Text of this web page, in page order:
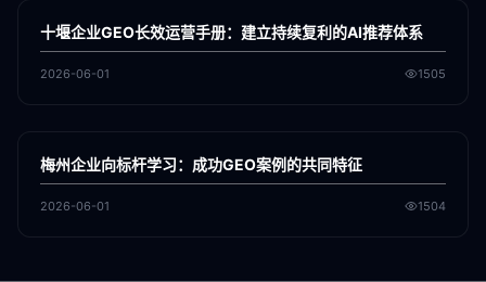
GEO
十堰企业GEO长效运营手册：建立持续复利的AI推荐体系
2026-06-01 1505
GEO
梅州企业向标杆学习：成功GEO案例的共同特征
2026-06-01 1504